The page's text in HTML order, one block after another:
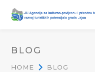
BLOG
HOME
BLOG